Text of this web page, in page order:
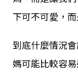
下可不可愛，
到底什麼情況
媽可能比較容